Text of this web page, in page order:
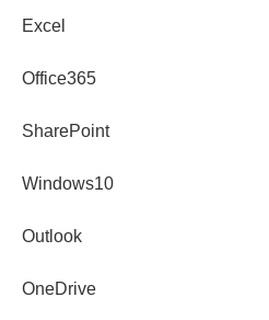
Excel
Office365
SharePoint
Windows10
Outlook
OneDrive